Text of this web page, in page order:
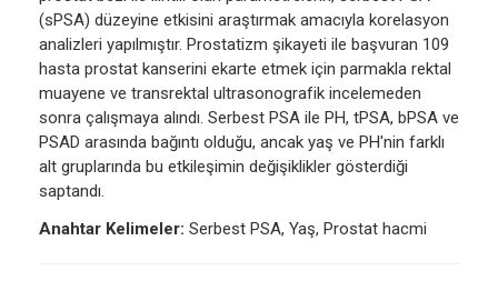
(sPSA) düzeyine etkisini araştırmak amacıyla korelasyon
analizleri yapılmıştır. Prostatizm şikayeti ile başvuran 109
hasta prostat kanserini ekarte etmek için parmakla rektal
muayene ve transrektal ultrasonografik incelemeden
sonra çalışmaya alındı. Serbest PSA ile PH, tPSA, bPSA ve
PSAD arasında bağıntı olduğu, ancak yaş ve PH'nin farklı
alt gruplarında bu etkileşimin değişiklikler gösterdiği
saptandı.
Anahtar Kelimeler: Serbest PSA, Yaş, Prostat hacmi